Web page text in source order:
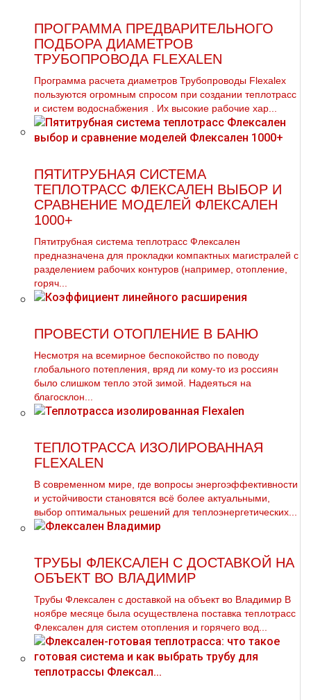
ПРОГРАММА ПРЕДВАРИТЕЛЬНОГО
ПОДБОРА ДИАМЕТРОВ
ТРУБОПРОВОДА FLEXALEN
Программа расчета диаметров Трубопроводы Flexalex
пользуются огромным спросом при создании теплотрасс
и систем вoдoснабжeния . Их высокие рабочие хар...
ПЯТИТРУБНАЯ СИСТЕМА
ТЕПЛОТРАСС ФЛЕКСАЛЕН ВЫБОР И
СРАВНЕНИЕ МОДЕЛЕЙ ФЛЕКСАЛЕН
1000+
Пятитрубная система теплотрасс Флексален
предназначена для прокладки компактных магистралей с
разделением рабочих контуров (например, отопление,
горяч...
ПРОВЕСТИ ОТОПЛЕНИЕ В БАНЮ
Несмотря на всемирное беспокойство по поводу
глобального потепления, вряд ли кому-то из россиян
было слишком тепло этой зимой. Надеяться на
благосклон...
ТЕПЛОТРАССА ИЗОЛИРОВАННАЯ
FLEXALEN
В современном мире, где вопросы энергоэффективности
и устойчивости становятся всё более актуальными,
выбор оптимальных решений для теплоэнергетических...
ТРУБЫ ФЛЕКСАЛЕН С ДОСТАВКОЙ НА
ОБЪЕКТ ВО ВЛАДИМИР
Трубы Флексален с доставкой на объект во Владимир В
ноябре месяце была осуществлена поставка теплотрасс
Флексален для систем отопления и горячего вод...